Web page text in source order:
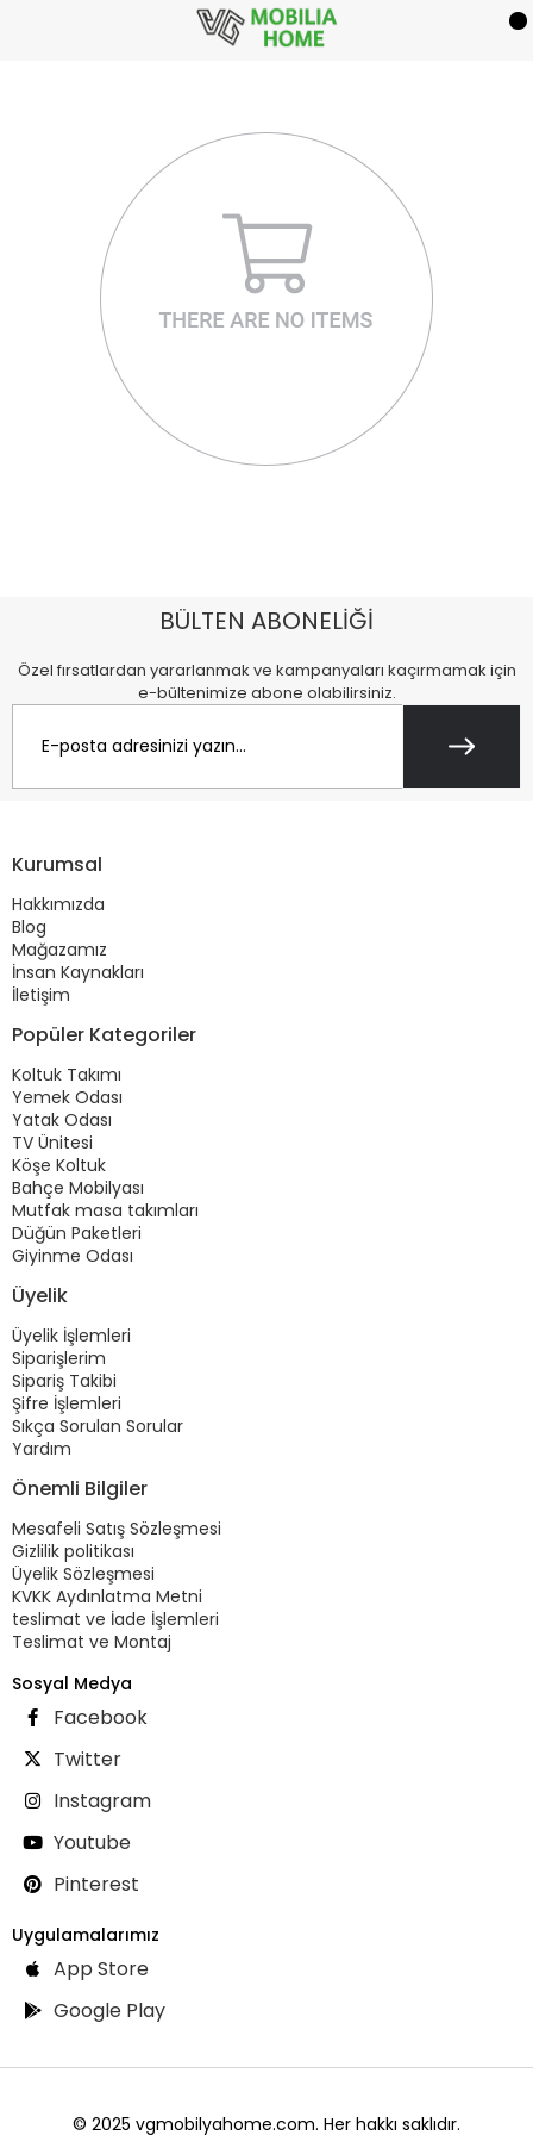
BÜLTEN ABONELİĞİ
Özel fırsatlardan yararlanmak ve kampanyaları kaçırmamak için
e-bültenimize abone olabilirsiniz.
Kurumsal
Hakkımızda
Blog
Mağazamız
İnsan Kaynakları
İletişim
Popüler Kategoriler
Koltuk Takımı
Yemek Odası
Yatak Odası
TV Ünitesi
Köşe Koltuk
Bahçe Mobilyası
Mutfak masa takımları
Düğün Paketleri
Giyinme Odası
Üyelik
Üyelik İşlemleri
Siparişlerim
Sipariş Takibi
Şifre İşlemleri
Sıkça Sorulan Sorular
Yardım
Önemli Bilgiler
Mesafeli Satış Sözleşmesi
Gizlilik politikası
Üyelik Sözleşmesi
KVKK Aydınlatma Metni
teslimat ve İade İşlemleri
Teslimat ve Montaj
Sosyal Medya
Facebook
Twitter
Instagram
Youtube
Pinterest
Uygulamalarımız
App Store
Google Play
© 2025 vgmobilyahome.com. Her hakkı saklıdır.